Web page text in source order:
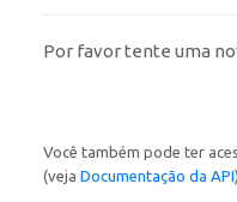
Por favor tente uma
Você também pode ter
(veja Documentação da API